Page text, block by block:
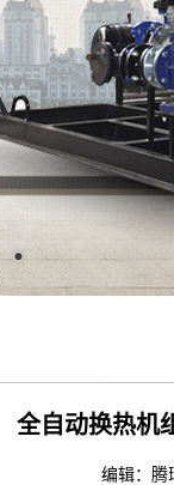
全自动换热机
编辑： 腾